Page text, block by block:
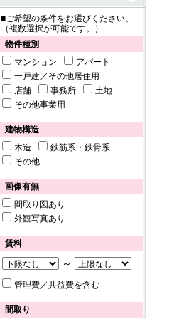
■ご希望の条件をお選びください。
（複数選択が可能です。）
物件種別
マンション
アパート
一戸建／その他居住用
店舗
事務所
土地
その他事業用
建物構造
木造
鉄筋系・鉄骨系
その他
画像有無
間取り図あり
外観写真あり
賃料
～
管理費／共益費を含む
間取り